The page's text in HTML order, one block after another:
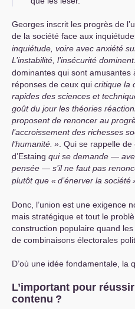
Georges inscrit les progrès de
de la société face aux
inquiétude, voire avec anxiété
L’instabilité, l’insécurité dominent.
dominantes qui sont amusantes
réponses de ceux qui critique la
rapides des sciences et
goût du jour les théories
proposent de renon­cer au
l’accroissement des richesses
l’humanité. » . Qui se rappelle
d’Estaing qui se demande —
pensée — s’il ne faut pas
plutôt que «d’énerver la société
Donc, l’union est une exigence
mais stratégique et tout le
construction populaire quand
de combinaisons électorales
D’où une idée fondamentale, la
L’important pour
contenu ?